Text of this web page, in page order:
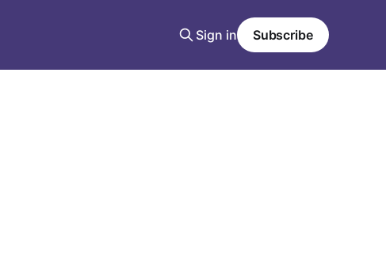
Sign in Subscribe